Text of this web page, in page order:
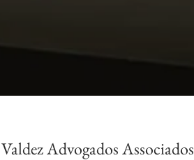
Advogados Associados